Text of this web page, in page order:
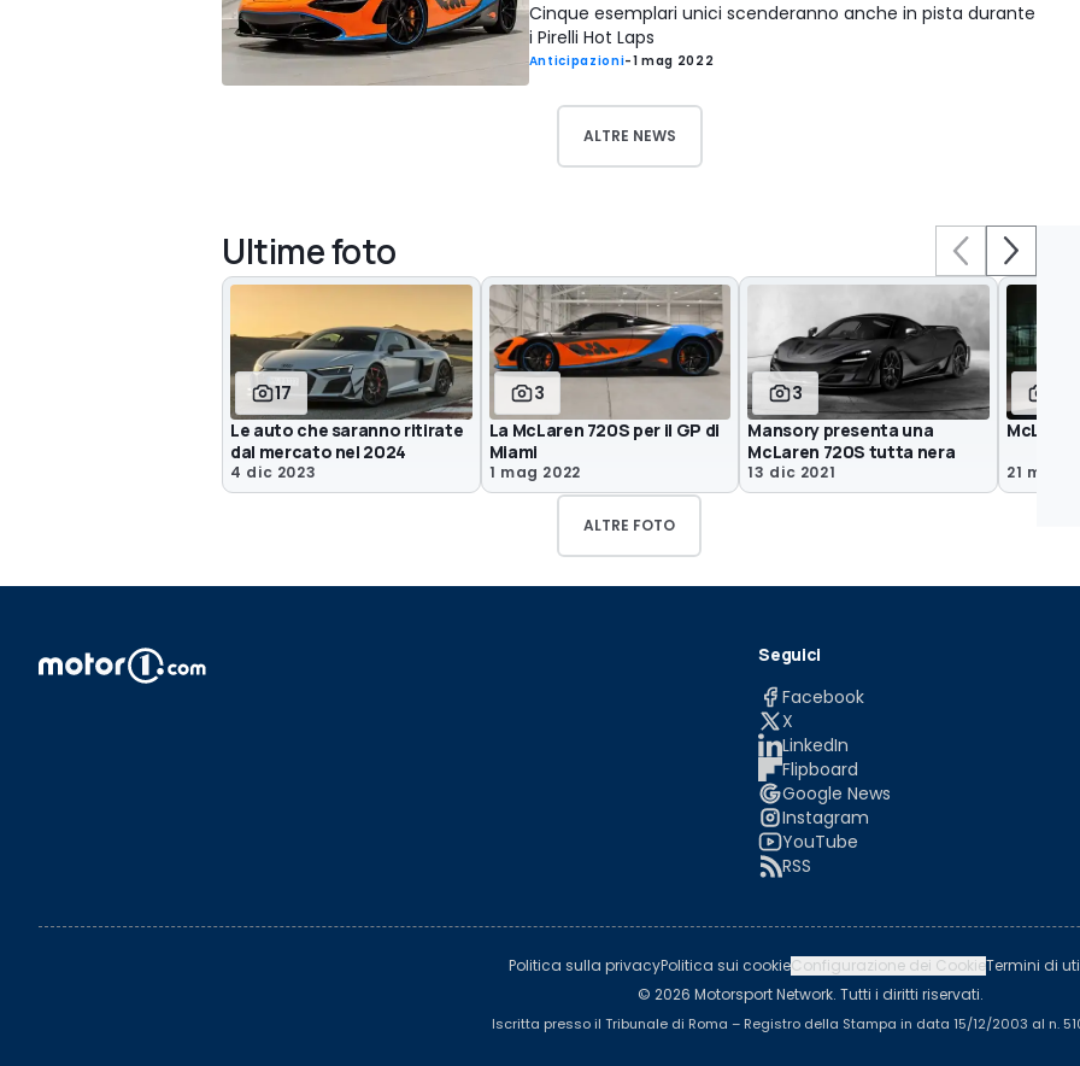
Cinque esemplari unici scenderanno anche in pista durante
i Pirelli Hot Laps
Anticipazioni-1 mag 2022
ALTRE NEWS
Ultime foto
17
Le auto che saranno ritirate
dal mercato nel 2024
4 dic 2023
3
La McLaren 720S per il GP di
Miami
1 mag 2022
3
Mansory presenta una
McLaren 720S tutta nera
13 dic 2021 21 mag
ALTRE FOTO
Seguici
Facebook
X
LinkedIn
Flipboard
Google News
Instagram
YouTube
RSS
Politica sulla privacyPolitica sui cookieConfigurazione dei CookieTermini di
© 2026 Motorsport Network. Tutti i diritti riservati.
Iscritta presso il Tribunale di Roma – Registro della Stampa in data 15/12/2003 al n.